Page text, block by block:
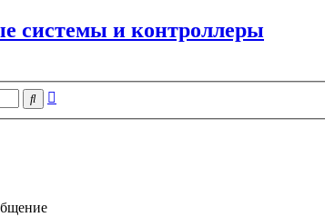
системы и контроллеры
Поиск